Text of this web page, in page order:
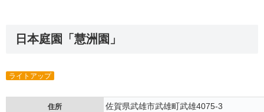
日本庭園「慧洲園」
ライトアップ
住所 佐賀県武雄市武雄町武雄4075-3